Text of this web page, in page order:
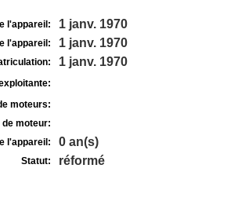
l'appareil: 1 janv. 1970
l'appareil: 1 janv. 1970
1 janv. 1970
moteurs:
de moteur:
l'appareil:
0 an(s)
Statut: réformé